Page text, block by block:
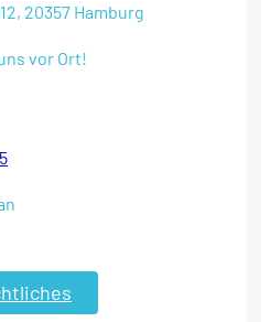
20357 Hamburg
vor Ort!